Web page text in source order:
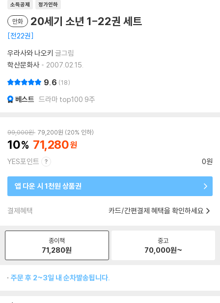
소득공제 정가인하
만화 20세기 소년 1-22권 세트
전22권
우라사와 나오키 글그림
학산문화사
2007.02.15.
9.6 18
베스트 드라마 top100 9주
99,000원 79,200원 20% 인하
10 71,280
YES포인트 0원
앱 다운 시 1천원 상품권
결제혜택 카드/간편결제 혜택을 확인하세요
종이책
71,280원
중고
70,000원~
주문 후 2~3일 내 순차발송됩니다.